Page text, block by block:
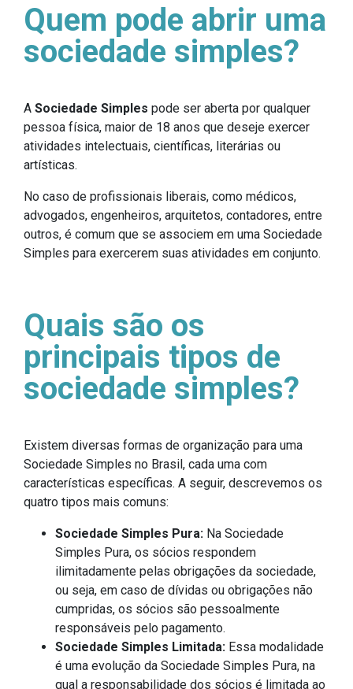
Quem pode abrir uma
sociedade simples?
A Sociedade Simples pode ser aberta por qualquer
pessoa física, maior de 18 anos que deseje exercer
atividades intelectuais, científicas, literárias ou
artísticas.
No caso de profissionais liberais, como médicos,
advogados, engenheiros, arquitetos, contadores, entre
outros, é comum que se associem em uma Sociedade
Simples para exercerem suas atividades em conjunto.
Quais são os
principais tipos de
sociedade simples?
Existem diversas formas de organização para uma
Sociedade Simples no Brasil, cada uma com
características específicas. A seguir, descrevemos os
quatro tipos mais comuns:
Sociedade Simples Pura: Na Sociedade
Simples Pura, os sócios respondem
ilimitadamente pelas obrigações da sociedade,
ou seja, em caso de dívidas ou obrigações não
cumpridas, os sócios são pessoalmente
responsáveis pelo pagamento.
Sociedade Simples Limitada: Essa modalidade
é uma evolução da Sociedade Simples Pura, na
qual a responsabilidade dos sócios é limitada ao